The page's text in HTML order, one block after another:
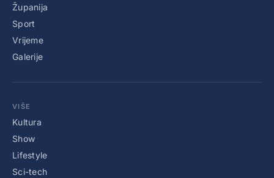
Županija
Sport
Vrijeme
Galerije
VIŠE
Kultura
Show
Lifestyle
Sci-tech